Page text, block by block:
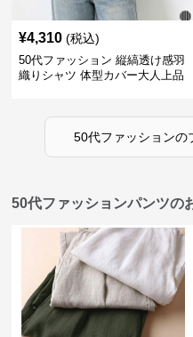
¥4,310 (税込)
50代ファッション 縦縞透け感羽
織りシャツ 体型カバー大人上品
50代ファッションの
50代ファッションパンツの